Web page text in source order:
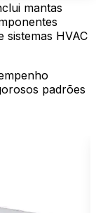
mantas
HVAC
padrões